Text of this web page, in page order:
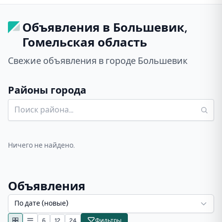
Объявления в Большевик,
Гомельская область
Свежие объявления в городе Большевик
Районы города
Ничего не найдено.
Объявления
По дате (новые)
6 12 24 Фильтры